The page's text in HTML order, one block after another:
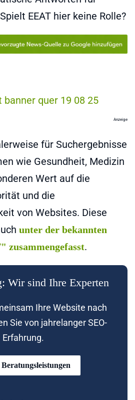
EEAT hier keine Rolle?
Anzeige
für Suchergebnisse
wie Gesundheit, Medizin
Wert auf die
und die
von Websites. Diese
unter der bekannten
zusammengefasst.
Wir sind Ihre Experten
Ihre Website nach
Sie von jahrelanger SEO-
Erfahrung.